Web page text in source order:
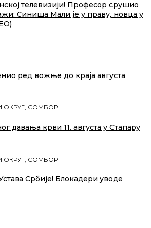
телевизији! Професор срушио
Синиша Мали је у праву, новца у
ред вожње до краја августа
ОКРУГ, СОМБОР
давања крви 11. августа у Стапару
ОКРУГ СОМБОР
Србије! Блокадери уводе